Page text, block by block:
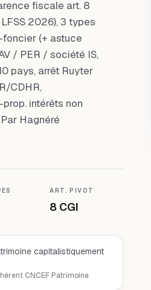
fiscale art. 8
2026), 3 types
foncier (+ astuce
/ PER / société IS,
pays, arrêt Ruyter
CDHR,
intérêts non
Hagnéré
ART. PIVOT
8 CGI
capitalistiquement
CNCEF Patrimoine